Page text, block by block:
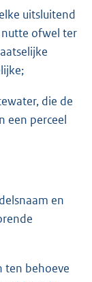
uitsluitend
ofwel ter
die de
een perceel
en
ten behoeve